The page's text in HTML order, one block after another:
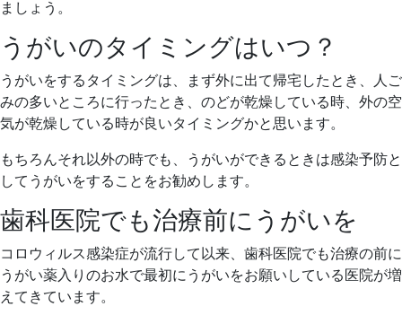
ましょう。
うがいのタイミングはいつ？
うがいをするタイミングは、まず外に出て帰宅したとき、人ご
みの多いところに行ったとき、のどが乾燥している時、外の空
気が乾燥している時が良いタイミングかと思います。
もちろんそれ以外の時でも、うがいができるときは感染予防と
してうがいをすることをお勧めします。
歯科医院でも治療前にうがいを
コロウィルス感染症が流行して以来、歯科医院でも治療の前に
うがい薬入りのお水で最初にうがいをお願いしている医院が増
えてきています。